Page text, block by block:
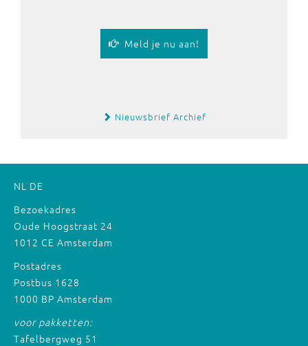
Meld je nu aan!
Nieuwsbrief Archief
NL DE
Bezoekadres
Oude Hoogstraat 24
1012 CE Amsterdam
Postadres
Postbus 1628
1000 BP Amsterdam
voor pakketten:
Tafelbergweg 51